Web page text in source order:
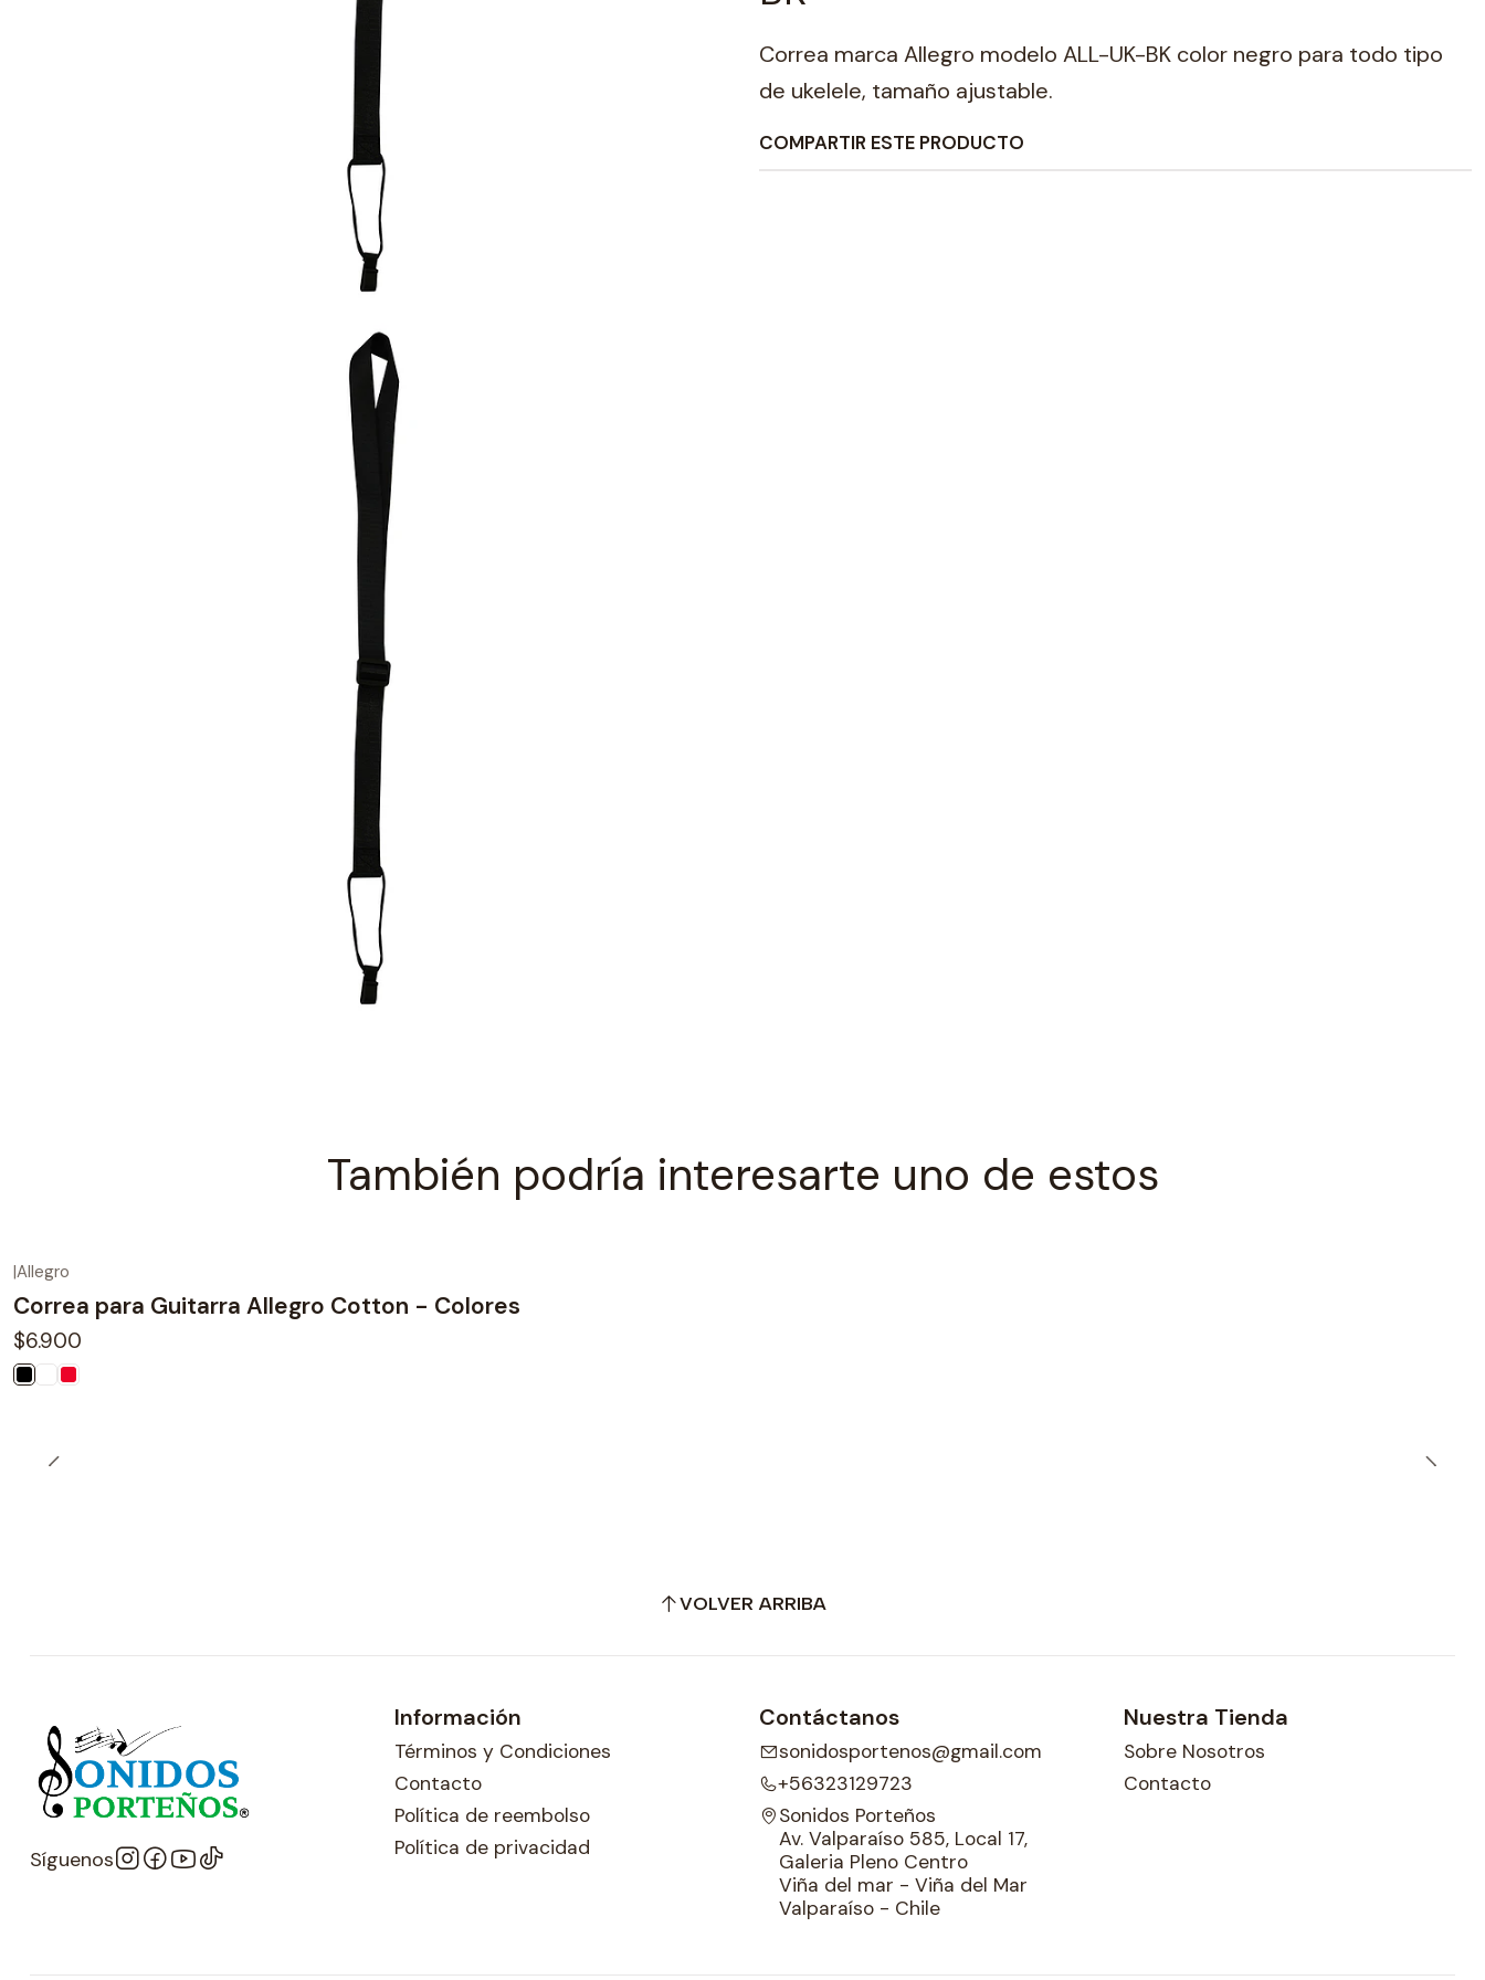
Correa marca Allegro modelo ALL-UK-BK color negro para todo tipo
de ukelele, tamaño ajustable.
COMPARTIR ESTE PRODUCTO
También podría interesarte uno de estos
|Allegro
Correa para Guitarra Allegro Cotton - Colores
$6.900
VOLVER ARRIBA
Síguenos
Información
Términos y Condiciones
Contacto
Política de reembolso
Política de privacidad
Contáctanos
sonidosportenos@gmail.com
+56323129723
Sonidos Porteños
Av. Valparaíso 585, Local 17,
Galeria Pleno Centro
Viña del mar - Viña del Mar
Valparaíso - Chile
Nuestra Tienda
Sobre Nosotros
Contacto